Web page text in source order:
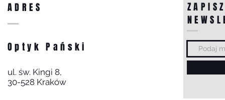
ADRES
Optyk Pański
ul. św. Kingi 8,
30-528 Kraków